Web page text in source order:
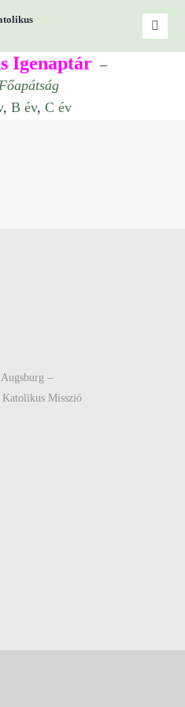
Toggle
Igenaptár –
, B év, C év
–
Katolikus Misszió